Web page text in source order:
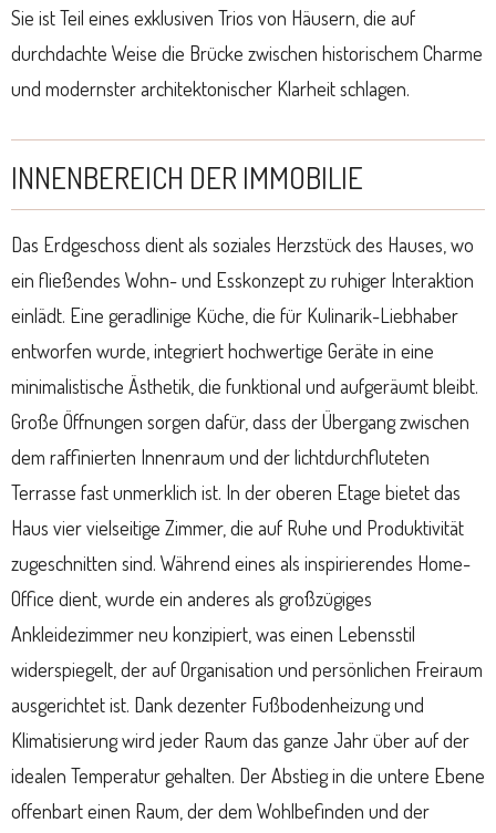
Sie ist Teil eines exklusiven Trios von Häusern, die auf
durchdachte Weise die Brücke zwischen historischem Charme
und modernster architektonischer Klarheit schlagen.
INNENBEREICH DER IMMOBILIE
Das Erdgeschoss dient als soziales Herzstück des Hauses, wo
ein fließendes Wohn- und Esskonzept zu ruhiger Interaktion
einlädt. Eine geradlinige Küche, die für Kulinarik-Liebhaber
entworfen wurde, integriert hochwertige Geräte in eine
minimalistische Ästhetik, die funktional und aufgeräumt bleibt.
Große Öffnungen sorgen dafür, dass der Übergang zwischen
dem raffinierten Innenraum und der lichtdurchfluteten
Terrasse fast unmerklich ist. In der oberen Etage bietet das
Haus vier vielseitige Zimmer, die auf Ruhe und Produktivität
zugeschnitten sind. Während eines als inspirierendes Home-
Office dient, wurde ein anderes als großzügiges
Ankleidezimmer neu konzipiert, was einen Lebensstil
widerspiegelt, der auf Organisation und persönlichen Freiraum
ausgerichtet ist. Dank dezenter Fußbodenheizung und
Klimatisierung wird jeder Raum das ganze Jahr über auf der
idealen Temperatur gehalten. Der Abstieg in die untere Ebene
offenbart einen Raum, der dem Wohlbefinden und der